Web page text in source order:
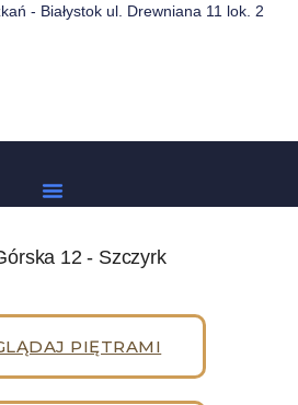
- Białystok ul. Drewniana 11 lok. 2
12 - Szczyrk
PIĘTRAMI